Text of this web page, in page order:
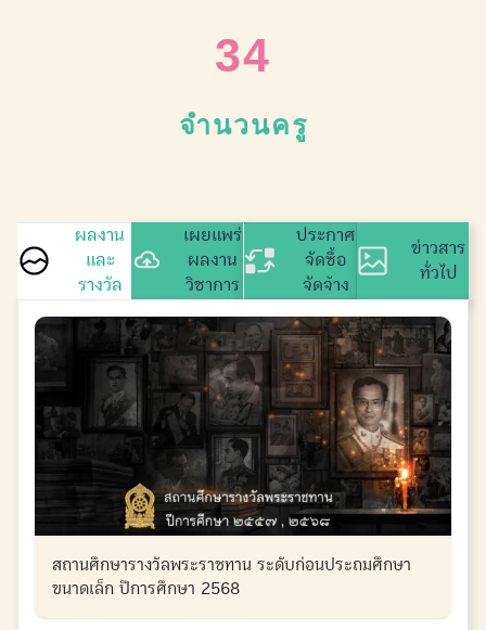
34
จำนวนครู
ผลงาน
และ
รางวัล
เผยแพร่
ผลงาน
วิชาการ
ประกาศ
จัดซื้อ
จัดจ้าง
ข่าวสาร
ทั่วไป
สถานศึกษารางวัลพระราชทาน ระดับก่อนประถมศึกษา
ขนาดเล็ก ปีการศึกษา 2568